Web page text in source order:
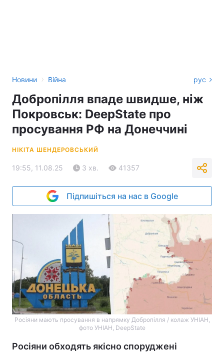
Новини › Війна рус
Добропілля впаде швидше, ніж
Покровськ: DeepState про
просування РФ на Донеччині
НІКІТА ШЕНДЕРОВСЬКИЙ
19:55, 11.08.25 3 хв. 41357
Підпишіться на нас в Google
Росіяни мають просування в напрямку Добропілля / колаж УНІАН,
фото УНІАН, DeepState
Росіяни обходять якісно споруджені